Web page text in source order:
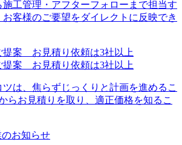
工管理・アフターフォローまで担当す
客様のご要望をダイレクトに反映でき
は、焦らずじっくりと計画を進めるこ
らお見積りを取り、適正価格を知るこ
のお知らせ